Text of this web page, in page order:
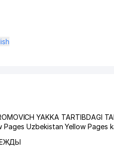
YAKKA
Uzbekistan Yellow Pages